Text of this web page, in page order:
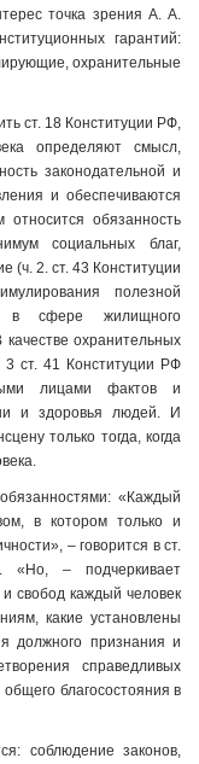
точка зрения А. А.
гарантий:
охранительные
ст. 18 Конституции РФ,
определяют смысл,
законодательной и
и обеспечиваются
относится обязанность
социальных благ,
(ч. 2. ст. 43 Конституции
полезной
в сфере жилищного
охранительных
3 ст. 41 Конституции РФ
лицами фактов и
и здоровья людей. И
только тогда, когда
«Каждый
в котором только и
– говорится в ст.
«Но, – подчеркивает
свобод каждый человек
какие установлены
должного признания и
справедливых
благосостояния в
соблюдение законов,